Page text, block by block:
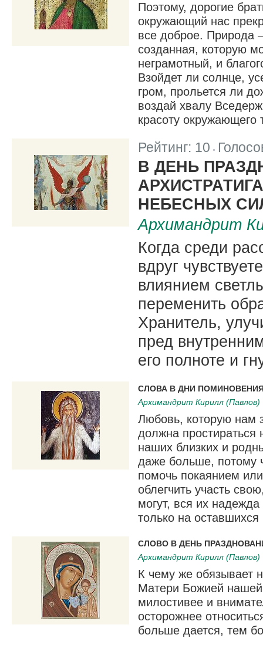
Поэтому, дорогие
окружающий нас
все доброе. Природа
созданная, которую
неграмотный, и
Взойдет ли солнце,
гром, прольется ли
воздай хвалу
красоту окружающего
Рейтинг: 10
В ДЕНЬ
НЕБЕСНЫХ
Архимандрит
Когда среди
вдруг
влиянием
переменить
Хранитель,
пред
его полноте и
СЛОВА В ДНИ
Архимандрит Кирилл (Павлов)
Любовь, которую нам
должна
наших близких и
даже больше, потому
помочь покаянием
облегчить участь
могут, вся их
только на
СЛОВО В ДЕНЬ
Архимандрит Кирилл (Павлов)
К чему же обязывает
Матери Божией
милостивее и
осторожнее
больше дается, тем